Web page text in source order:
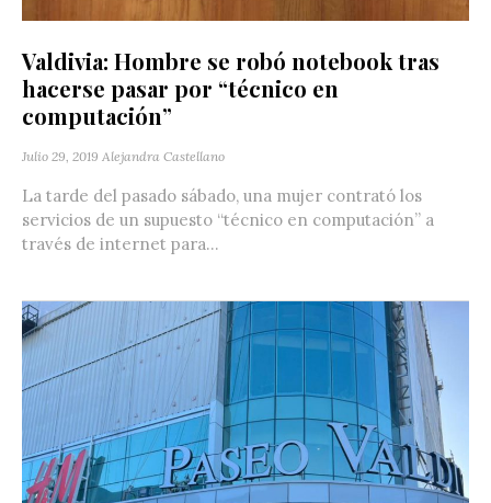
Valdivia: Hombre se robó notebook tras
hacerse pasar por “técnico en
computación”
Julio 29, 2019 Alejandra Castellano
La tarde del pasado sábado, una mujer contrató los
servicios de un supuesto “técnico en computación” a
través de internet para...